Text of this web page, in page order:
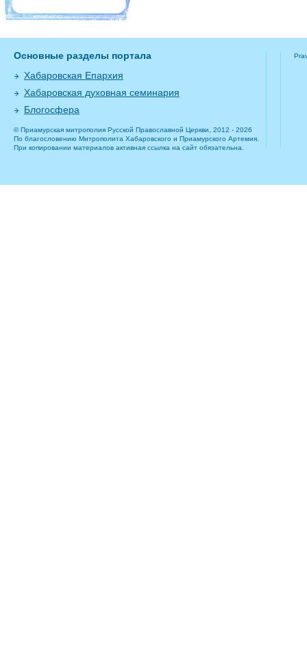
Основные разделы портала
Хабаровская Епархия
Хабаровская духовная семинария
Блогосфера
© Приамурская митрополия Русской Православной Церкви, 2012 - 2026
По благословению Митрополита Хабаровского и Приамурского Артемия.
При копировании материалов активная ссылка на сайт обязательна.